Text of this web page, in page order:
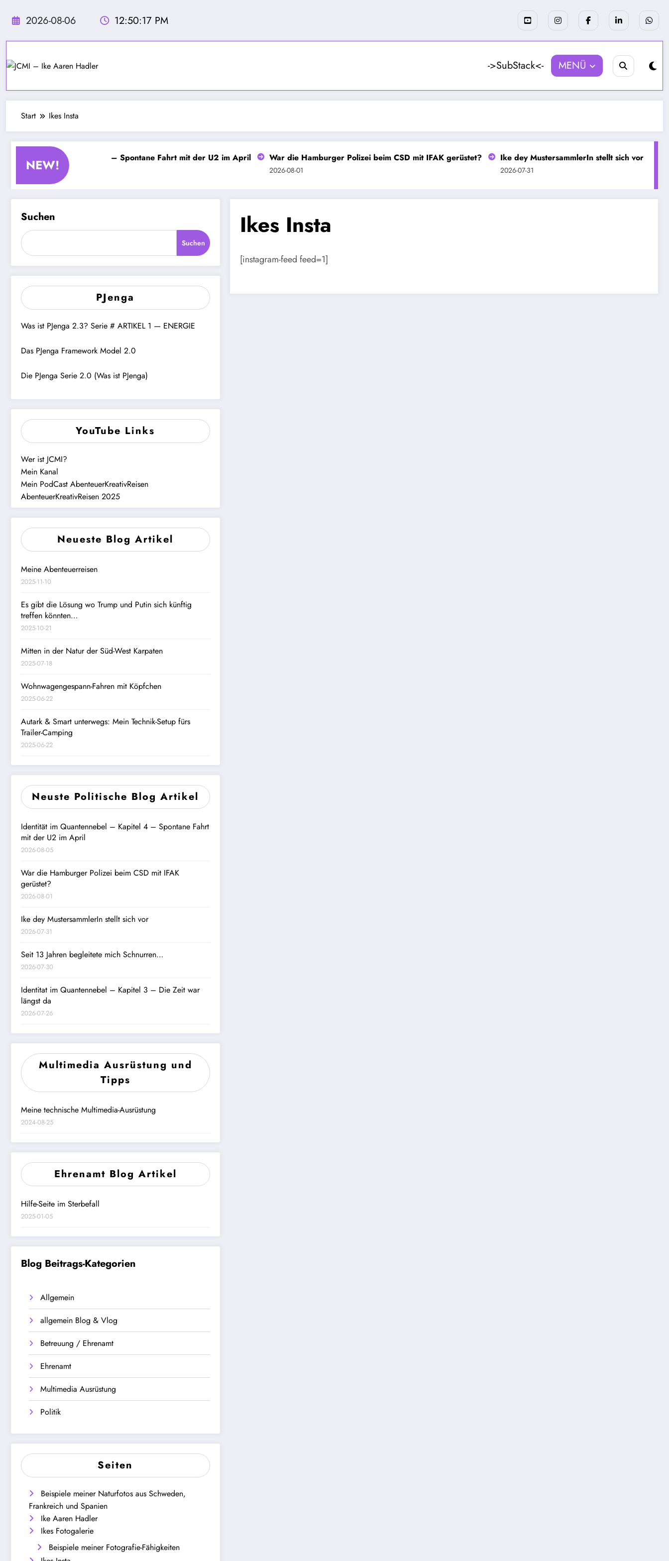
Inhalt
2026-08-06 12:50:18 PM
->SubStack<- MENÜ
Start Ikes Insta
NEW!– Kapitel 4 – Spontane Fahrt mit der U2 im April War die Hamburger Polizei beim CSD mit IFAK gerüstet?
2026-08-01
Ike dey MustersammlerIn stellt sich vor
2026-07-31
Suchen
Suchen
PJenga
Was ist PJenga 2.3? Serie # ARTIKEL 1 — ENERGIE
Das PJenga Framework Model 2.0
Die PJenga Serie 2.0 (Was ist PJenga)
YouTube Links
Wer ist JCMI?
Mein Kanal
Mein PodCast AbenteuerKreativReisen
AbenteuerKreativReisen 2025
Neueste Blog Artikel
Meine Abenteuerreisen
2025-11-10
Es gibt die Lösung wo Trump und Putin sich künftig
treffen könnten…
2025-10-21
Mitten in der Natur der Süd-West Karpaten
2025-07-18
Wohnwagengespann-Fahren mit Köpfchen
2025-06-22
Autark & Smart unterwegs: Mein Technik-Setup fürs
Trailer-Camping
2025-06-22
Neuste Politische Blog Artikel
Identität im Quantennebel – Kapitel 4 – Spontane Fahrt
mit der U2 im April
2026-08-05
War die Hamburger Polizei beim CSD mit IFAK
gerüstet?
2026-08-01
Ike dey MustersammlerIn stellt sich vor
2026-07-31
Seit 13 Jahren begleitete mich Schnurren…
2026-07-30
Identitat im Quantennebel – Kapitel 3 – Die Zeit war
längst da
2026-07-26
Multimedia Ausrüstung und
Tipps
Meine technische Multimedia-Ausrüstung
2024-08-25
Ehrenamt Blog Artikel
Hilfe-Seite im Sterbefall
2025-01-05
Blog Beitrags-Kategorien
Allgemein
allgemein Blog & Vlog
Betreuung / Ehrenamt
Ehrenamt
Multimedia Ausrüstung
Politik
Seiten
Beispiele meiner Naturfotos aus Schweden,
Frankreich und Spanien
Ike Aaren Hadler
Ikes Fotogalerie
Beispiele meiner Fotografie-Fähigkeiten
Ikes Insta
[instagram-feed feed=1]